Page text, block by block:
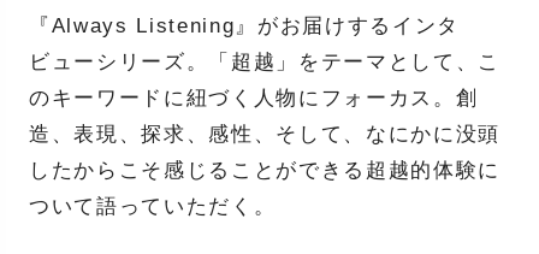
『Always Listening』がお届けするインタ
ビューシリーズ。「超越」をテーマとして、こ
のキーワードに紐づく人物にフォーカス。創
造、表現、探求、感性、そして、なにかに没頭
したからこそ感じることができる超越的体験に
ついて語っていただく。